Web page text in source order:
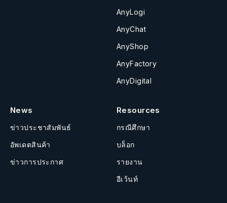
AnyLogi
AnyChat
AnyShop
AnyFactory
AnyDigital
News
ข่าวประชาสัมพันธ์
อัพเดตสินค้า
ข่าวการประกาศ
Resources
กรณีศึกษา
บล็อก
รายงาน
อีเว้นท์